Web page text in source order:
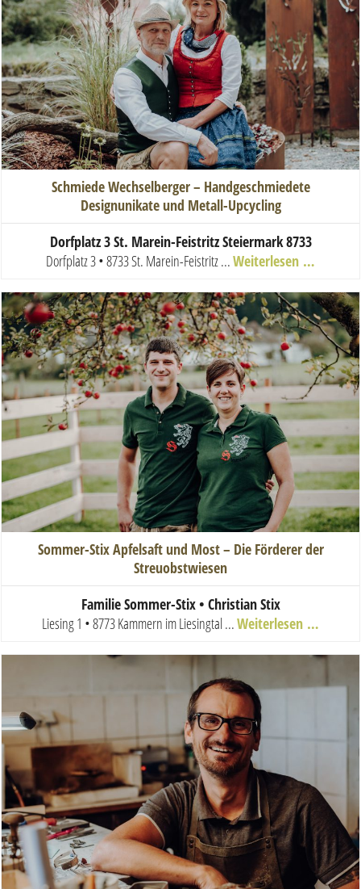
Schmiede Wechselberger – Handgeschmiedete
Designunikate und Metall-Upcycling
Dorfplatz 3 St. Marein-Feistritz Steiermark 8733
Dorfplatz 3 • 8733 St. Marein-Feistritz...Weiterlesen …
Sommer-Stix Apfelsaft und Most – Die Förderer der
Streuobstwiesen
Familie Sommer-Stix • Christian Stix
Liesing 1 • 8773 Kammern im Liesingtal...Weiterlesen …